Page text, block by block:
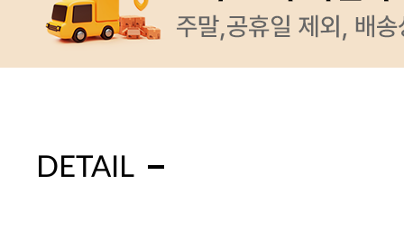
DETAIL